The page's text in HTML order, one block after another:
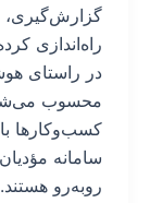
گزارش‌گیری،
راه‌اندازی
در راستای
محسوب
کسب‌وکارها
سامانه
روبه‌رو هستند.